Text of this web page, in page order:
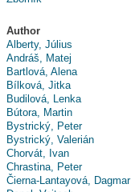
Author
Alberty, Július
Andráš, Matej
Bartlová, Alena
Bílková, Jitka
Budilová, Lenka
Bútora, Martin
Bystrický, Peter
Bystrický, Valerián
Chorvát, Ivan
Chrastina, Peter
Čierna-Lantayová, Dagmar